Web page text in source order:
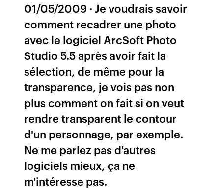
01/05/2009 · Je voudrais savoir
comment recadrer une photo
avec le logiciel ArcSoft Photo
Studio 5.5 après avoir fait la
sélection, de même pour la
transparence, je vois pas non
plus comment on fait si on veut
rendre transparent le contour
d'un personnage, par exemple.
Ne me parlez pas d'autres
logiciels mieux, ça ne
m'intéresse pas.